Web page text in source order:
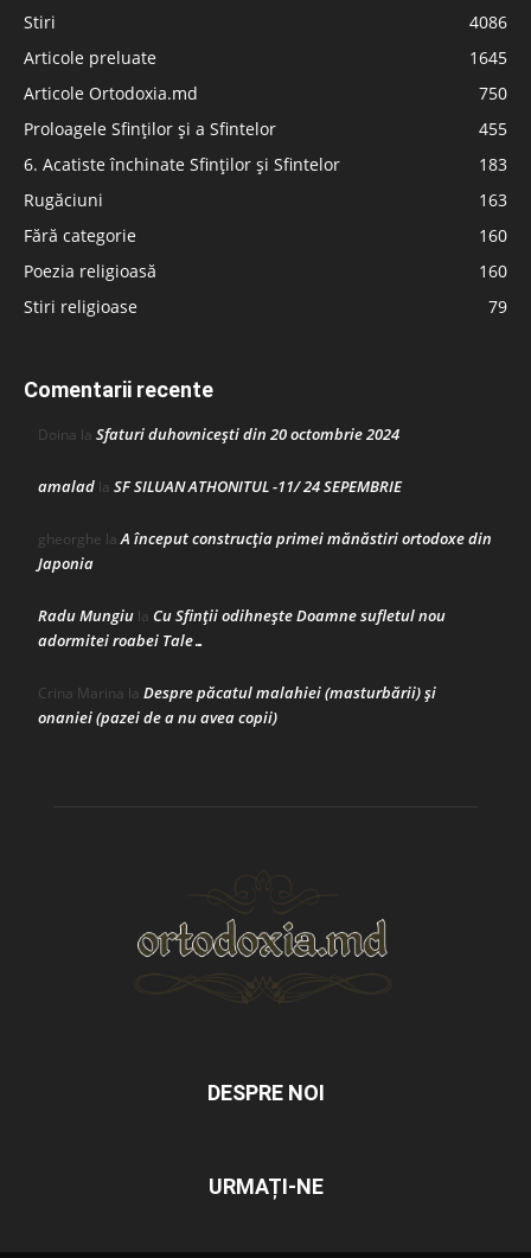
Stiri
4086
Articole preluate
1645
Articole Ortodoxia.md
750
Proloagele Sfinților și a Sfintelor
455
6. Acatiste închinate Sfinților și Sfintelor
183
Rugăciuni
163
Fără categorie
160
Poezia religioasă
160
Stiri religioase
79
Comentarii recente
Doina la Sfaturi duhovnicești din 20 octombrie 2024
amalad la SF SILUAN ATHONITUL -11/ 24 SEPEMBRIE
gheorghe laA început construcţia primei mănăstiri ortodoxe din
Japonia
Radu Mungiu la Cu Sfinții odihnește Doamne sufletul nou
adormitei roabei Tale…
Crina Marina la Despre păcatul malahiei (masturbării) şi
onaniei (pazei de a nu avea copii)
DESPRE NOI
URMAȚI-NE